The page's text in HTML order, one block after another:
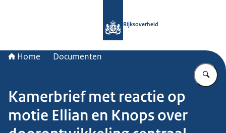
Rijksoverheid
Home Documenten
Kamerbrief met reactie op
motie Ellian en Knops over